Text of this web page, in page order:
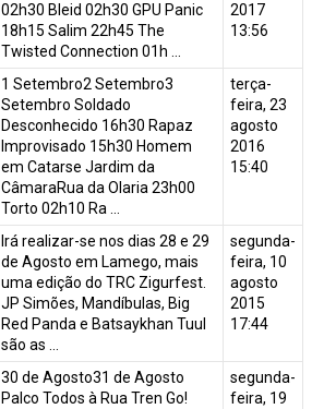
02h30 Bleid 02h30 GPU Panic
18h15 Salim 22h45 The
Twisted Connection 01h ...
2017
13:56
1 Setembro2 Setembro3
Setembro Soldado
Desconhecido 16h30 Rapaz
Improvisado 15h30 Homem
em Catarse Jardim da
CâmaraRua da Olaria 23h00
Torto 02h10 Ra ...
terça-
feira, 23
agosto
2016
15:40
Irá realizar-se nos dias 28 e 29
de Agosto em Lamego, mais
uma edição do TRC Zigurfest.
JP Simões, Mandíbulas, Big
Red Panda e Batsaykhan Tuul
são as ...
segunda-
feira, 10
agosto
2015
17:44
30 de Agosto31 de Agosto
Palco Todos à Rua Tren Go!
segunda-
feira, 19